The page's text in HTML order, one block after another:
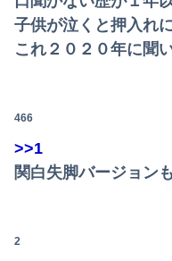
Powered by livedoor 相
子供が泣くと押入れ
これ２０２０年に聞
466
>>1
関白失脚バージョン
2